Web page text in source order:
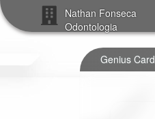
Nathan Fonseca
Odontologia
Genius Card